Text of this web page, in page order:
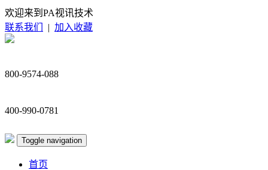
欢迎来到PA视讯技术
联系我们
| 加入收藏
800-9574-088
400-990-0781
Toggle navigation
首页